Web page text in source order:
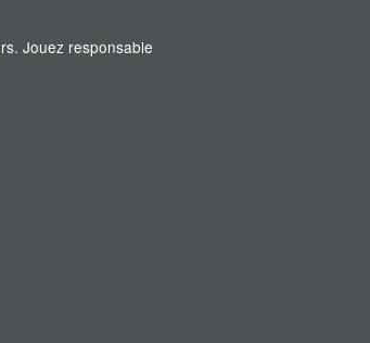
Jouez responsable